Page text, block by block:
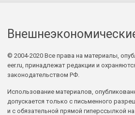
© 2004-2020 Все права на материалы,
eer.ru, принадлежат редакции и
законодательством РФ.
Использование материалов,
допускается только с письменного
и с обязательной прямой гиперссылкой